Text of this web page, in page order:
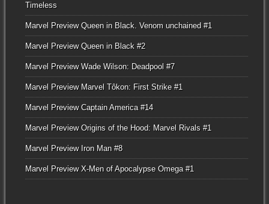
Timeless
Marvel Preview Queen in Black. Venom unchained #1
Marvel Preview Queen in Black #2
Marvel Preview Wade Wilson: Deadpool #7
Marvel Preview Marvel Tôkon: First Strike #1
Marvel Preview Captain America #14
Marvel Preview Origins of the Hood: Marvel Rivals #1
Marvel Preview Iron Man #8
Marvel Preview X-Men of Apocalypse Omega #1